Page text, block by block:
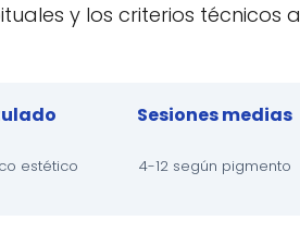
y los criterios técnicos a
estético
Sesiones medias
4-12 según pigmento